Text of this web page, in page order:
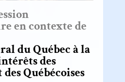
en contexte de
du Québec à la
des
Québécoises